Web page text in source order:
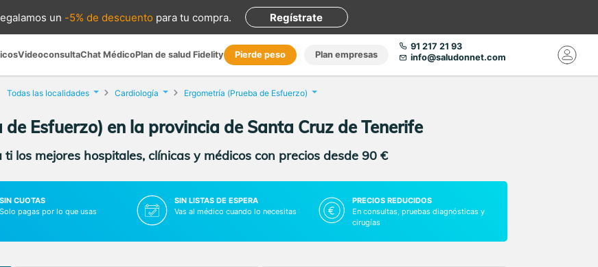
un -5% de descuento para tu compra. Regístrate
VideoconsultaChat MédicoPlan de salud Fidelity Pierde peso Plan empresas
91 217 21 93
info@saludonnet.com
Todas las localidades Cardiología Ergometría (Prueba de Esfuerzo)
Esfuerzo) en la provincia de Santa Cruz de Tenerife
ti los mejores hospitales, clínicas y médicos con precios desde 90 €
SIN CUOTAS
Solo pagas por lo que usas
SIN LISTAS DE ESPERA
Vas al médico cuando lo necesitas
PRECIOS REDUCIDOS
En consultas, pruebas diagnósticas y
cirugías